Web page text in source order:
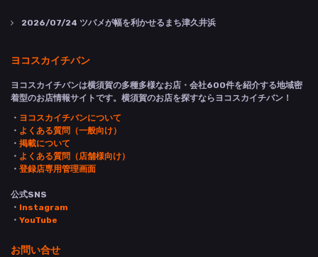
2026/07/24 ツバメが幅を利かせるまち津久井浜
ヨコスカイチバン
ヨコスカイチバンは横須賀の多種多様なお店・会社600件を紹介する地域密
着型のお店情報サイトです。横須賀のお店を探すならヨコスカイチバン！
・ ヨコスカイチバンについて
・ よくある質問（一般向け）
・ 掲載について
・ よくある質問（店舗様向け）
・ 登録店専用管理画面
公式SNS
・ Instagram
・ YouTube
お問い合せ